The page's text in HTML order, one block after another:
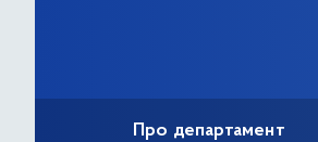
Про департамент